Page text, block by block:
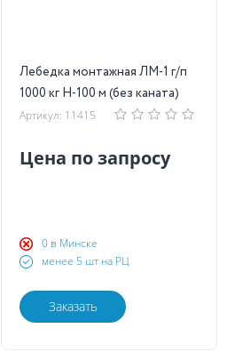
Лебедка монтажная ЛМ-1 г/п
1000 кг Н-100 м (без каната)
Артикул: 11415
Цена по запросу
0 в Минске
менее 5 шт на РЦ
Заказать